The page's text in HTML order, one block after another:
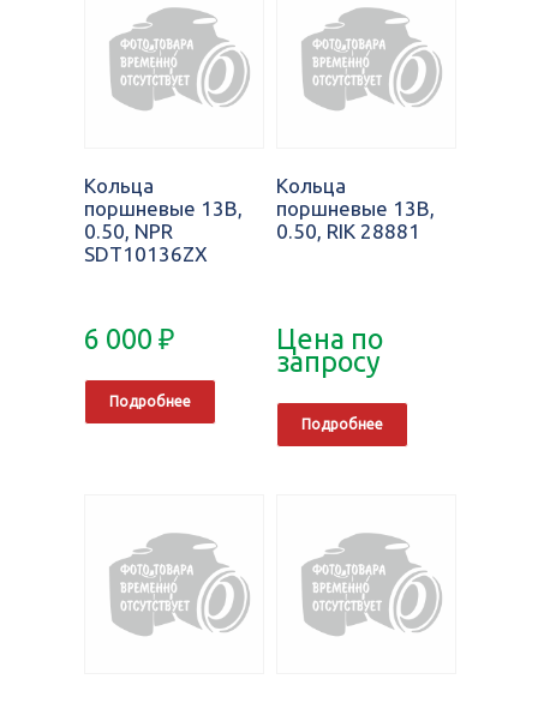
Кольца
поршневые 13B,
0.50, NPR
SDT10136ZX
6 000 ₽
Подробнее
Кольца
поршневые 13B,
0.50, RIK 28881
Цена по
запросу
Подробнее